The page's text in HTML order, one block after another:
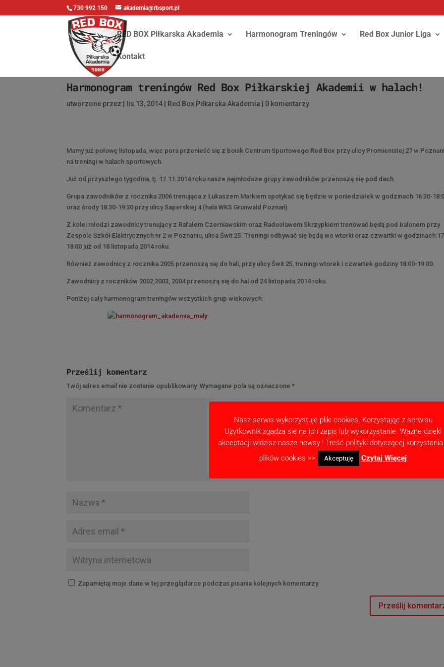
730 992 150 akademia@rbsport.pl
RED BOX Piłkarska Akademia Harmonogram Treningów Red Box Junior Liga
Kontakt
Harmonogram treningów Red Box Piłkarskiej Akademii w halach!
utworzone przez lis 13, 2014 Red Box Piłkarska Akademia 0 komentarzy
Mamy już połowę listopada, więc pora przenieść się z boisk Centrum Sportowego Red Box przy ulicy Promienistej 27 w
na treningi w halach sportowych.
Już od przyszłego tygodnia, tj. 17.11.2014 roku nasze najmłodsze grupy zawodników przenoszą się pod dach.
Grupa zawodników z rocznika 2006 trenująca z Łukaszem Markiem spotykać się będzie w poniedziałek w godzinach 16:30-
oraz środy 18:30-19:30 przy ulicy Saperskiej 4 (hala WKS Grunwald Poznań)
Z kolei młodzi zawodnicy trenujący z Rafałem Czerniawskim oraz Radosławem Skrzypkiem trenować będą pod balonem przy
Zespole Szkół Elektrycznych nr 2 w Poznaniu, ulica Świt 25. Treningi odbywać się będą we wtorki oraz czwartki w
18:00 już od 18 listopada 2014 roku.
Również zawodnicy z rocznika 2005 przenoszą się do hali, przy ulicy Świt 25, treningi wtorek i czwartek godziny 18:00-19:00.
Zawodnicy z roczników 2002,2003, 2004 przenoszą się do hal od 24 listopada 2014 roku.
Poniżej cały harmonogram treningów wszystkich grup wiekowych:
Prześlij komentarz
Twój adres email nie zostanie opublikowany. Wymagane pola są oznaczone*
Zapamiętaj moje dane w tej przeglądarce podczas pisania kolejnych komentarzy.
Nasz serwis wykorzystuje pliki cookies. Korzystając z serwisu
Użytkownik zgadza się na ich zapis lub wykorzystanie. Ważne dzięki
akceptacji widzisz nasze newsy ! Treść polityki dotyczącej
plików cookies >>
Akceptuję Czytaj Więcej